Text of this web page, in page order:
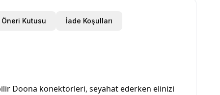
Öneri Kutusu İade Koşulları
Doona konektörleri, seyahat ederken elinizi